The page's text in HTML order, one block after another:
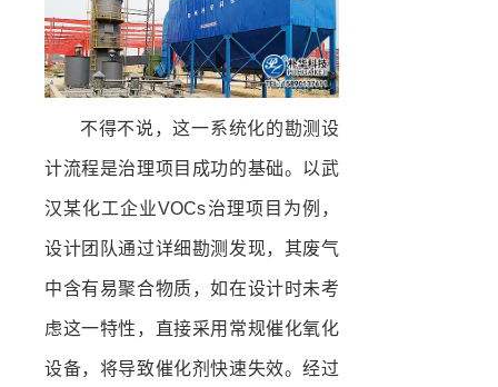
不得不说，这一系统化的勘测设
计流程是治理项目成功的基础。以武
汉某化工企业VOCs治理项目为例，
设计团队通过详细勘测发现，其废气
中含有易聚合物质，如在设计时未考
虑这一特性，直接采用常规催化氧化
设备，将导致催化剂快速失效。经过